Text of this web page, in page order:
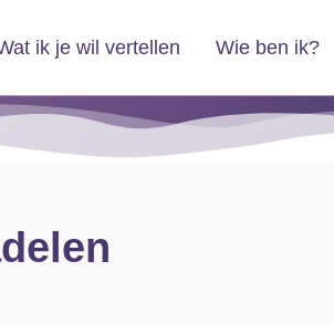
ik je wil vertellen Wie ben ik?